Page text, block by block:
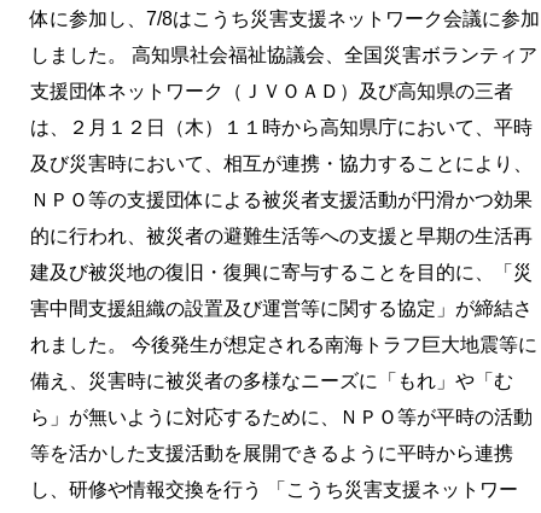
体に参加し、7/8はこうち災害支援ネットワーク会議に参加
しました。 ⾼知県社会福祉協議会、全国災害ボランティア
⽀援団体ネットワーク（ＪＶＯＡＤ）及び⾼知県の三者
は、２月１２日（木）１１時から高知県庁において、平時
及び災害時において、相互が連携・協⼒することにより、
ＮＰＯ等の⽀援団体による被災者⽀援活動が円滑かつ効果
的に⾏われ、被災者の避難⽣活等への⽀援と早期の⽣活再
建及び被災地の復旧・復興に寄与することを⽬的に、「災
害中間⽀援組織の設置及び運営等に関する協定」が締結さ
れました。 今後発生が想定される南海トラフ巨大地震等に
備え、災害時に被災者の多様なニーズに「もれ」や「む
ら」が無いように対応するために、ＮＰＯ等が平時の活動
等を活かした支援活動を展開できるように平時から連携
し、研修や情報交換を行う 「こうち災害支援ネットワー